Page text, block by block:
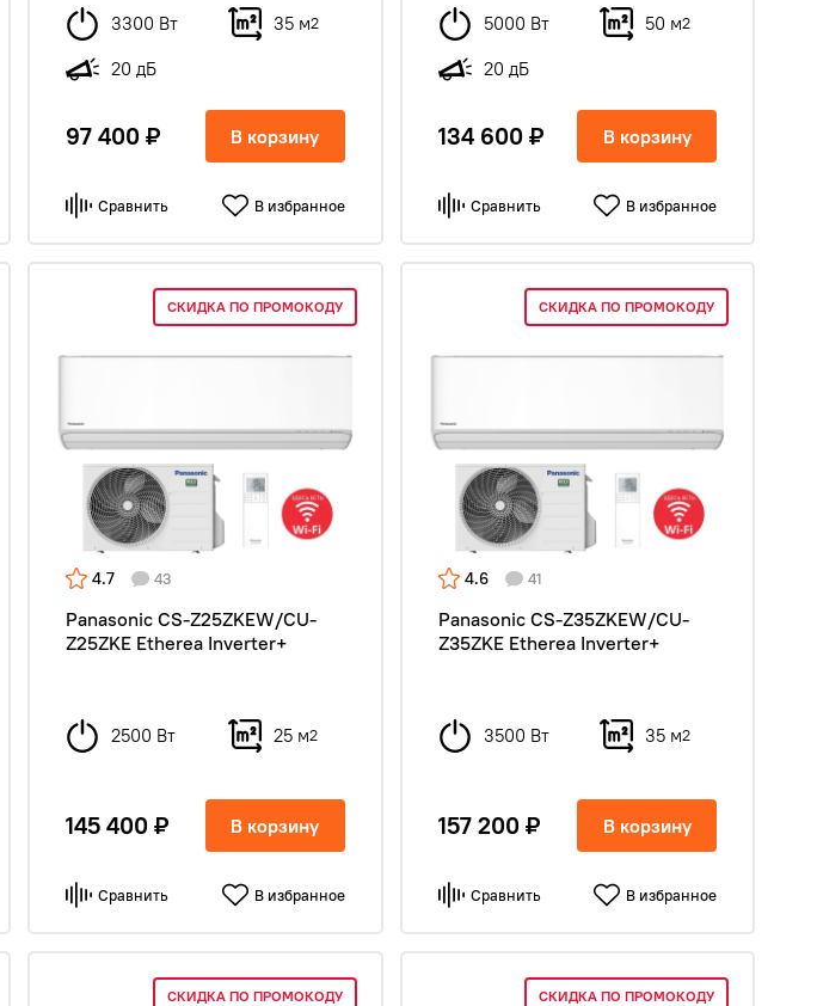
3300 Вт 35 м2
20 дБ
97 400 ₽ В корзину
Сравнить В избранное
5000 Вт 50 м2
20 дБ
134 600 ₽ В корзину
Сравнить В избранное
СКИДКА ПО ПРОМОКОДУ
4.7 43
Panasonic CS-Z25ZKEW/CU-
Z25ZKE Etherea Inverter+
2500 Вт 25 м2
145 400 ₽ В корзину
Сравнить В избранное
СКИДКА ПО ПРОМОКОДУ
4.6 41
Panasonic CS-Z35ZKEW/CU-
Z35ZKE Etherea Inverter+
3500 Вт 35 м2
157 200 ₽ В корзину
Сравнить В избранное
СКИДКА ПО ПРОМОКОДУ СКИДКА ПО ПРОМОКОДУ